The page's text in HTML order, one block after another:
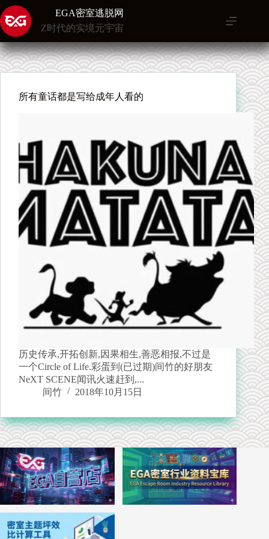
跳
至
内
容
EGA密室逃脱网
Z时代的实境元宇宙
所有童话都是写给成年人看的
历史传承,开拓创新,因果相生,善恶相报,不过是
一个Circle of Life.彩蛋到(已过期)间竹的好朋友
NeXT SCENE闻讯火速赶到,...
间竹
2018年10月15日